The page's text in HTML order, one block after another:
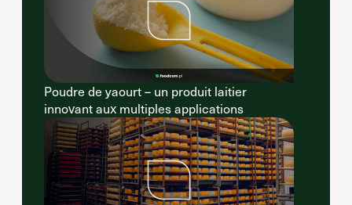
Poudre de yaourt – un produit laitier
innovant aux multiples applications